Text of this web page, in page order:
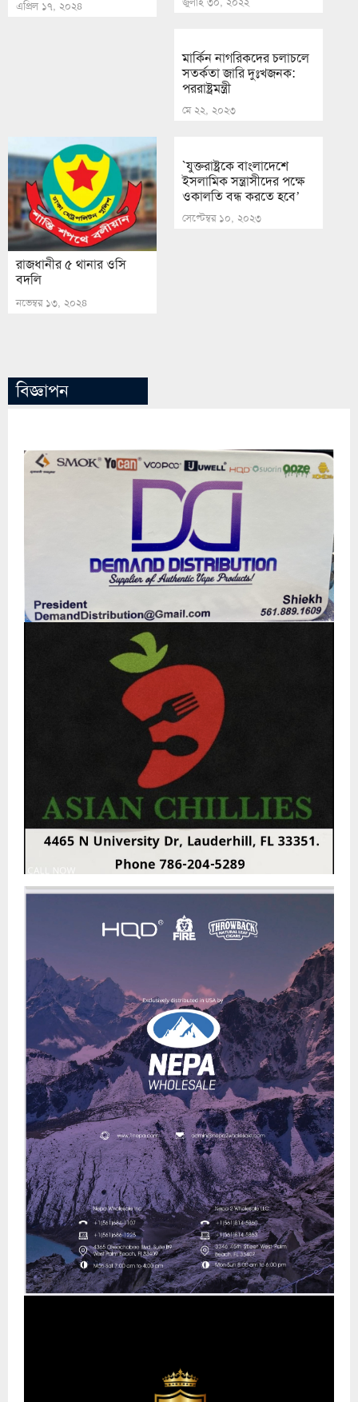
এপ্রিল ১৭, ২০২৪
মার্কিন নাগরিকদের চলাচলে
সতর্কতা জারি দুঃখজনক:
পররাষ্ট্রমন্ত্রী
মে ২২, ২০২৩
রাজধানীর ৫ থানার ওসি
বদলি
নভেম্বর ১৩, ২০২৪
`যুক্তরাষ্ট্রকে বাংলাদেশে
ইসলামিক সন্ত্রাসীদের পক্ষে
ওকালতি বন্ধ করতে হবে’
সেপ্টেম্বর ১০, ২০২৩
বিজ্ঞাপন